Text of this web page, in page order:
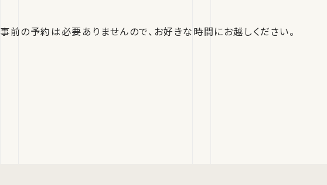
事前の予約は必要ありませんので、お好きな時間にお越しください。